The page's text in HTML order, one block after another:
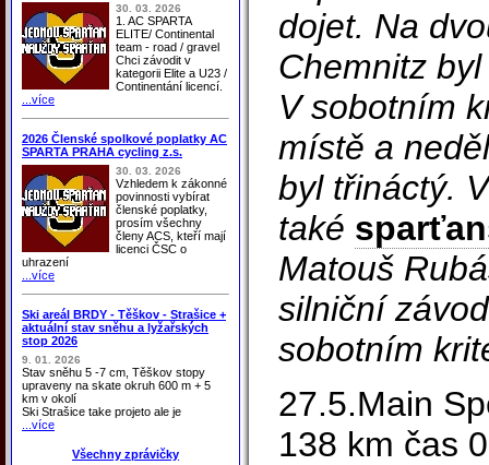
30. 03. 2026
1. AC SPARTA
ELITE/ Continental
team - road / gravel
Chci závodit v
kategorii Elite a U23 /
Continentání licencí.
...více
2026 Členské spolkové poplatky AC
SPARTA PRAHA cycling z.s.
30. 03. 2026
Vzhledem k zákonné
povinnosti vybírat
členské poplatky,
prosím všechny
členy ACS, kteří mají
licenci ČSC o
uhrazení
...více
Ski areál BRDY - Těškov - Strašice +
aktuální stav sněhu a lyžařských
stop 2026
9. 01. 2026
Stav sněhu 5 -7 cm, Těškov stopy
upraveny na skate okruh 600 m + 5
km v okolí
Ski Strašice take projeto ale je
...více
Všechny zprávičky
dojet. Na
Chemnitz
V sobotním
místě a
byl třináctý.
také
Matouš
silniční
sobotním
27.5.Main
138 km čas